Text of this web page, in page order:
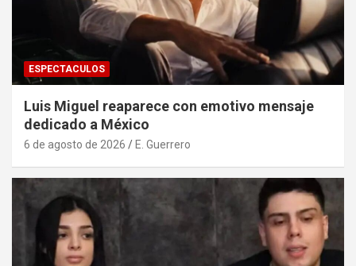
ESPECTACULOS
Luis Miguel reaparece con emotivo mensaje
dedicado a México
6 de agosto de 2026 E. Guerrero